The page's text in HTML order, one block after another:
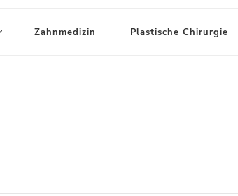
Zahnmedizin Plastische Chirurgie